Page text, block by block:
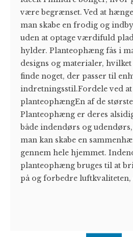
være begrænset. Ved at
man skabe en frodig og
uden at optage værdifuld
hylder. Planteophæng fås i
designs og materialer,
finde noget, der passer til
indretningsstil.Fordele ved
planteophængEn af de
Planteophæng er deres
både indendørs og
man kan skabe en
gennem hele hjemmet.
planteophæng bruges til at
på og forbedre luftkvaliteten,